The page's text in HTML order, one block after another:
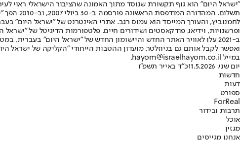
"ישראל היום" הוא גוף תקשורת שנוסד מתוך האמונה שהציבור הישראלי ראוי
תשלום.
ופרשנויות, וידיאו, פודקאסטים ושידורים חיים. פלטפורמות הדיגיטל של "ישראל
ב-2021 עלו לאוויר האתר החדש והיישומון החדש של "ישראל היום"
ואפשר לקבל אותם גם בניוזלטר. מועדון ההטבות הייחודי "הקליקה של ישראל
במייל hayom@israelhayom.co.il.
יום שני, 11.5.2026
כ"ד באייר תשפ"ו
חדשות
דעות
ספורט
ForReal
תרבות ובידור
אוכל
מגזין
אנחנו מגייסים